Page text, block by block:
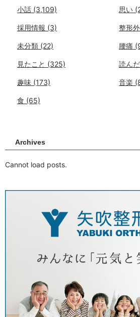
小話 (3,109) 思い
採用情報 (3) 整形
未分類 (22) 腰痛
見たこと (325) 読ん
趣味 (173) 音楽
食 (65)
Archives
Cannot load posts.